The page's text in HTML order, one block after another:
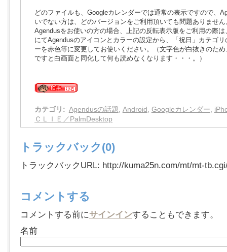
どのファイルも、Googleカレンダーでは通常の表示ですので、
いでない方は、どのバージョンをご利用頂いても問題ありませ
Agendusをお使いの方の場合、上記の反転表示版をご利用の際
にてAgendusのアイコンとカラーの設定から、「祝日」カテゴ
ーを赤色等に変更してお使いください。（文字色が白抜きのた
ですと白画面と同化して何も読めなくなります・・・。）
カテゴリ : Agendusの話題, Android, Googleカレンダー,
ＣＬＩＥ／PalmDesktop
トラックバック(0)
トラックバックURL: http://kuma25n.com/mt/mt-
コメントする
コメントする前にサインインすることもできます。
名前